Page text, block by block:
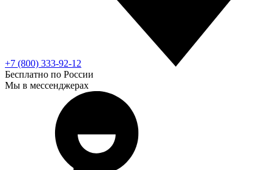
+7 (800) 333-92-12
Бесплатно по России
Мы в мессенджерах